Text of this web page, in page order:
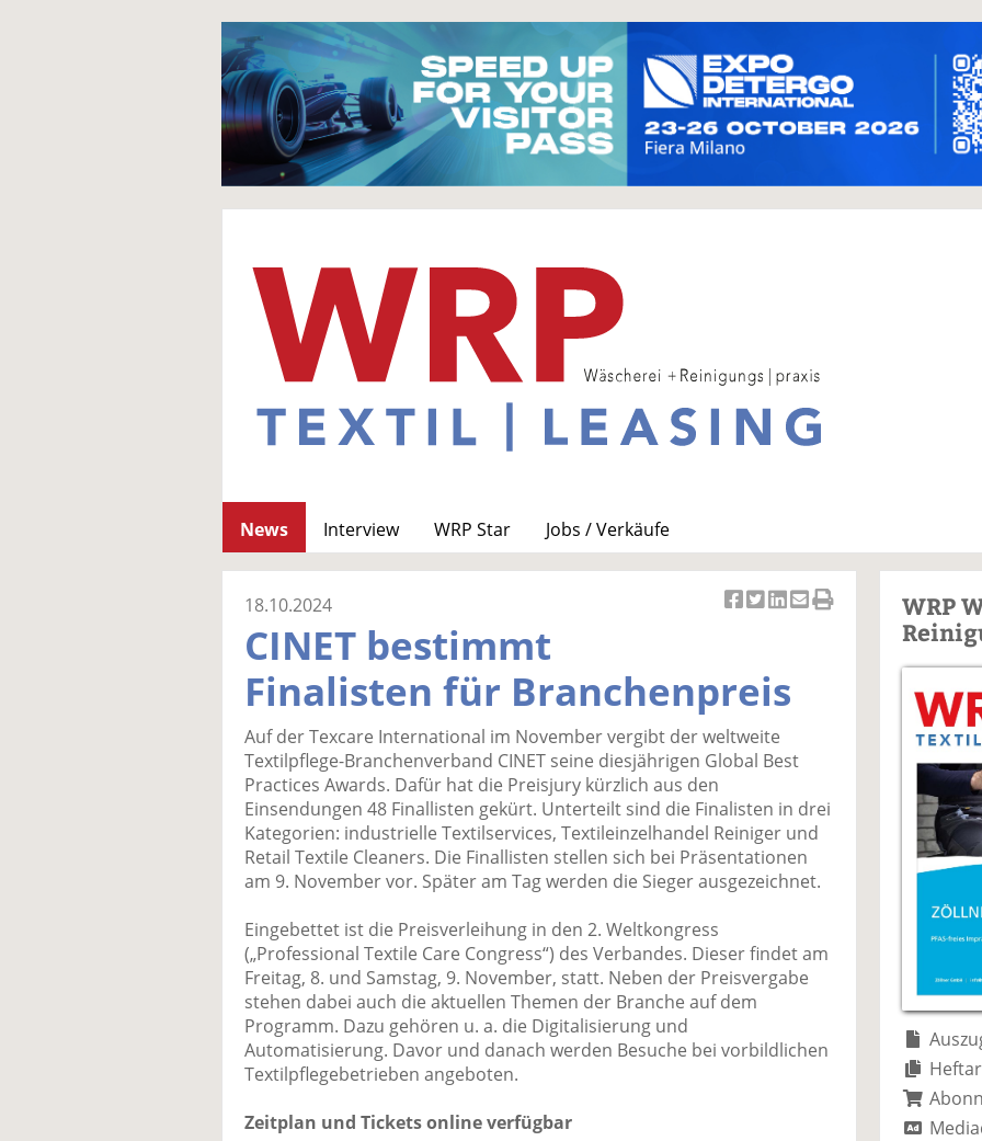
News Interview WRP Star
Jobs / Verkäufe
el
uf
F
e
b
o
o
il
e
n
el
wi
tt
n
k
el
uf
Li
k
e
di
n
e
n
E
ai
l
v
er
d
e
n
18.10.2024
CINET bestimmt
Finalisten für Branchenpreis
Auf der Texcare International im November vergibt der weltweite
Textilpflege-Branchenverband CINET seine diesjährigen Global Best
Practices Awards. Dafür hat die Preisjury kürzlich aus den
Einsendungen 48 Finallisten gekürt. Unterteilt sind die Finalisten in drei
Kategorien: industrielle Textilservices, Textileinzelhandel Reiniger und
Retail Textile Cleaners. Die Finallisten stellen sich bei Präsentationen
am 9. November vor. Später am Tag werden die Sieger ausgezeichnet.
Eingebettet ist die Preisverleihung in den 2. Weltkongress
(„Professional Textile Care Congress“) des Verbandes. Dieser findet am
Freitag, 8. und Samstag, 9. November, statt. Neben der Preisvergabe
stehen dabei auch die aktuellen Themen der Branche auf dem
Programm. Dazu gehören u. a. die Digitalisierung und
Automatisierung. Davor und danach werden Besuche bei vorbildlichen
Textilpflegebetrieben angeboten.
Zeitplan und Tickets online verfügbar
WRP